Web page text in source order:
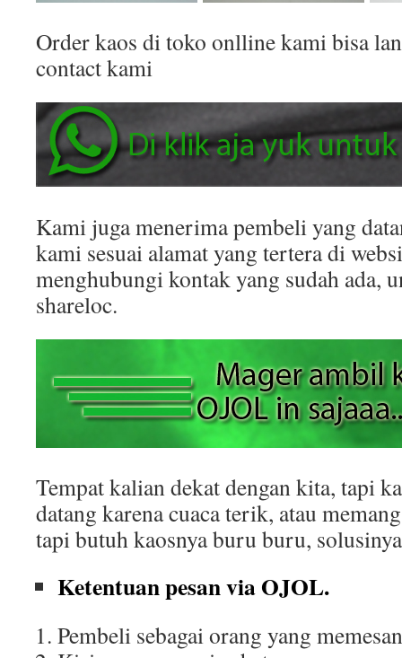
Order kaos di toko onlline kami bisa
contact kami
Kami juga menerima pembeli yang
kami sesuai alamat yang tertera di
menghubungi kontak yang sudah ada,
shareloc.
Tempat kalian dekat dengan kita, tapi
datang karena cuaca terik, atau
tapi butuh kaosnya buru buru,
Ketentuan pesan via OJOL.
Pembeli sebagai orang yang